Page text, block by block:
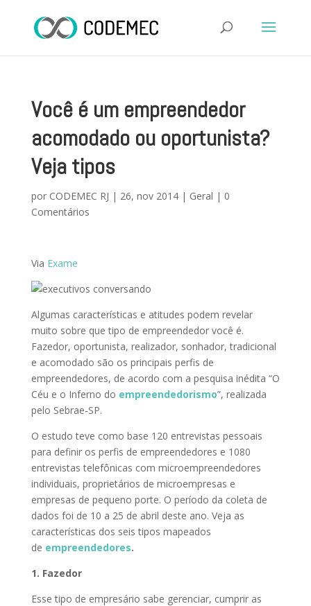
Você é um empreendedor
acomodado ou oportunista?
Veja tipos
por CODEMEC RJ | 26, nov 2014| Geral | 0
Comentários
Via Exame
Algumas características e atitudes podem revelar
muito sobre que tipo de empreendedor você é.
Fazedor, oportunista, realizador, sonhador, tradicional
e acomodado são os principais perfis de
empreendedores, de acordo com a pesquisa inédita “O
Céu e o Inferno do empreendedorismo”, realizada
pelo Sebrae-SP.
O estudo teve como base 120 entrevistas pessoais
para definir os perfis de empreendedores e 1080
entrevistas telefônicas com microempreendedores
individuais, proprietários de microempresas e
empresas de pequeno porte. O período da coleta de
dados foi de 10 a 25 de abril deste ano. Veja as
características dos seis tipos mapeados
de empreendedores.
1. Fazedor
Esse tipo de empresário sabe gerenciar, cumprir as